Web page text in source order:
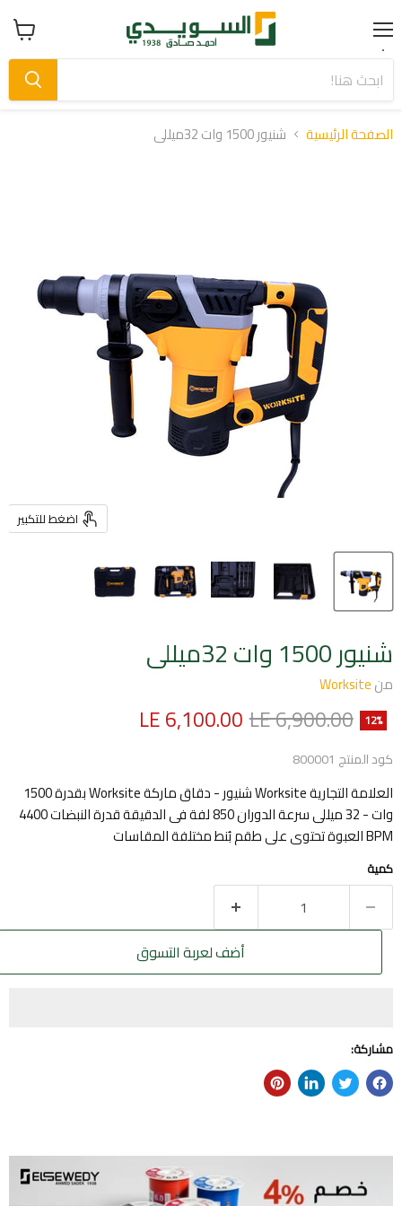
Menu عرض
سلة
الصفحة الرئيسية شنيور 1500 وات 32ميللى
اضغط للتكبير
شنيور 1500 وات 32ميللى
منWorksite
12% السعر الأصلي
LE 6,900.00السعر الحالي
LE 6,100.00
كود المنتج 800001
العلامة التجارية Worksite شنيور - دقاق ماركة Worksite بقدرة 1500
وات - 32 ميللى سرعة الدوران 850 لفة فى الدقيقة قدرة النبضات 4400
BPM العبوة تحتوى على طقم بُنط مختلفة المقاسات
كمية
أضف لعربة التسوق
مشاركة: